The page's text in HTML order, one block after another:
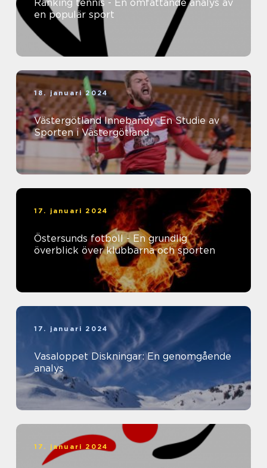
Ranking tennis - En omfattande analys av
en populär sport
18. januari 2024
Västergötland Innebandy: En Studie av
Sporten i Västergötland
17. januari 2024
Östersunds fotboll - En grundlig
överblick över klubbarna och sporten
17. januari 2024
Vasaloppet Diskningar: En genomgående
analys
17. januari 2024